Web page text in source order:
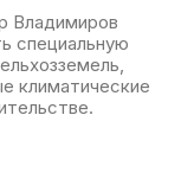
Владимиров
специальную
климатические